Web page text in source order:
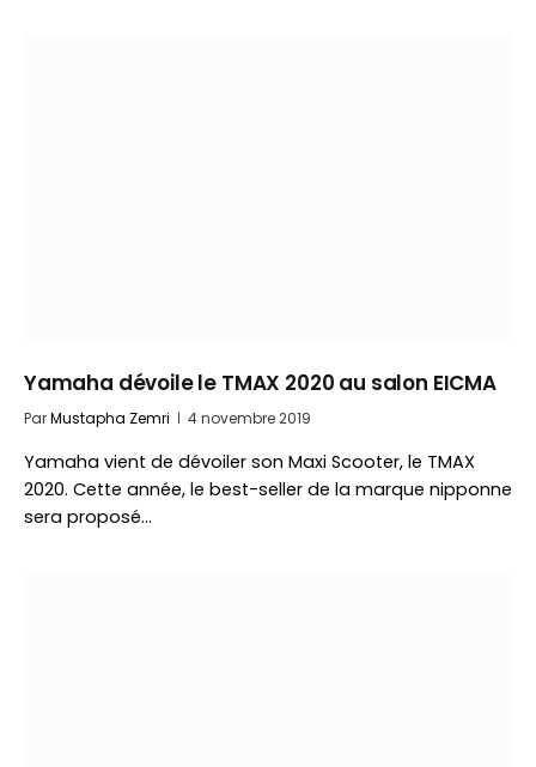
Yamaha dévoile le TMAX 2020 au salon EICMA
ParMustapha Zemri 4 novembre 2019
Yamaha vient de dévoiler son Maxi Scooter, le TMAX
2020. Cette année, le best-seller de la marque nipponne
sera proposé…